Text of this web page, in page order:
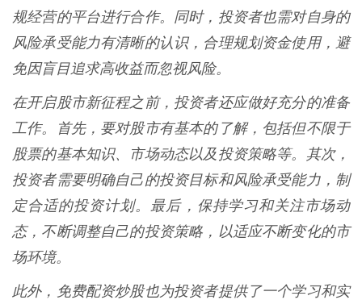
规经营的平台进行合作。同时，投资者也需对自身的
风险承受能力有清晰的认识，合理规划资金使用，避
免因盲目追求高收益而忽视风险。
在开启股市新征程之前，投资者还应做好充分的准备
工作。首先，要对股市有基本的了解，包括但不限于
股票的基本知识、市场动态以及投资策略等。其次，
投资者需要明确自己的投资目标和风险承受能力，制
定合适的投资计划。最后，保持学习和关注市场动
态，不断调整自己的投资策略，以适应不断变化的市
场环境。
此外，免费配资炒股也为投资者提供了一个学习和实